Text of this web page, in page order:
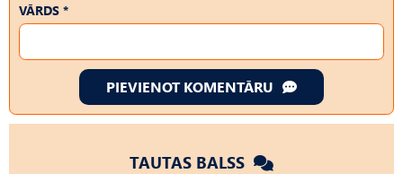
VĀRDS *
PIEVIENOT KOMENTĀRU
TAUTAS BALSS